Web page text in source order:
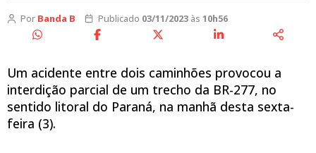
Por Banda B Publicado 03/11/2023às 10h56
Um acidente entre dois caminhões provocou a
interdição parcial de um trecho da BR-277, no
sentido litoral do Paraná, na manhã desta sexta-
feira (3).